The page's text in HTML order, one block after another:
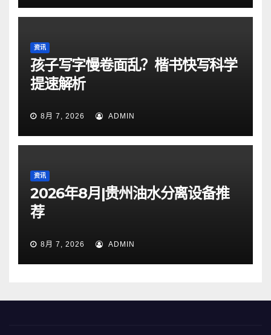
资讯
孩子写字慢卷面乱？楷书快写科学
提速解析
8月 7, 2026 ADMIN
资讯
2026年8月|贵州油水分离设备推
荐
8月 7, 2026 ADMIN